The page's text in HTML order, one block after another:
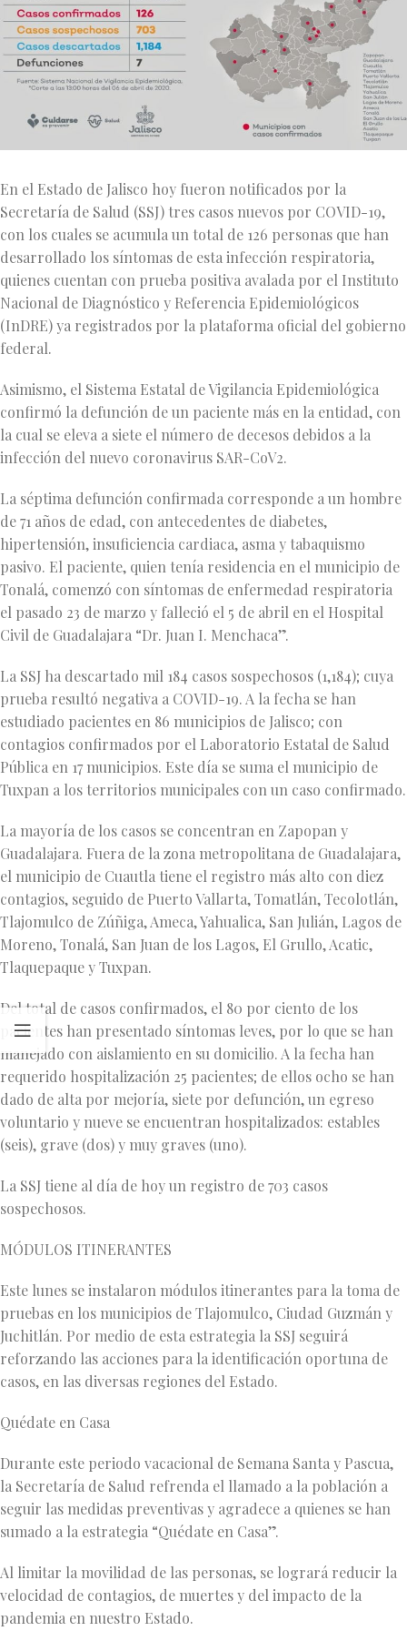
En el Estado de Jalisco hoy fueron notificados por la
Secretaría de Salud (SSJ) tres casos nuevos por COVID-19,
con los cuales se acumula un total de 126 personas que han
desarrollado los síntomas de esta infección respiratoria,
quienes cuentan con prueba positiva avalada por el Instituto
Nacional de Diagnóstico y Referencia Epidemiológicos
(InDRE) ya registrados por la plataforma oficial del gobierno
federal.
Asimismo, el Sistema Estatal de Vigilancia Epidemiológica
confirmó la defunción de un paciente más en la entidad, con
la cual se eleva a siete el número de decesos debidos a la
infección del nuevo coronavirus SAR-CoV2.
La séptima defunción confirmada corresponde a un hombre
de 71 años de edad, con antecedentes de diabetes,
hipertensión, insuficiencia cardiaca, asma y tabaquismo
pasivo. El paciente, quien tenía residencia en el municipio de
Tonalá, comenzó con síntomas de enfermedad respiratoria
el pasado 23 de marzo y falleció el 5 de abril en el Hospital
Civil de Guadalajara “Dr. Juan I. Menchaca”.
La SSJ ha descartado mil 184 casos sospechosos (1,184); cuya
prueba resultó negativa a COVID-19. A la fecha se han
estudiado pacientes en 86 municipios de Jalisco; con
contagios confirmados por el Laboratorio Estatal de Salud
Pública en 17 municipios. Este día se suma el municipio de
Tuxpan a los territorios municipales con un caso confirmado.
La mayoría de los casos se concentran en Zapopan y
Guadalajara. Fuera de la zona metropolitana de Guadalajara,
el municipio de Cuautla tiene el registro más alto con diez
contagios, seguido de Puerto Vallarta, Tomatlán, Tecolotlán,
Tlajomulco de Zúñiga, Ameca, Yahualica, San Julián, Lagos de
Moreno, Tonalá, San Juan de los Lagos, El Grullo, Acatic,
Tlaquepaque y Tuxpan.
Del total de casos confirmados, el 80 por ciento de los
pacientes han presentado síntomas leves, por lo que se han
manejado con aislamiento en su domicilio. A la fecha han
requerido hospitalización 25 pacientes; de ellos ocho se han
dado de alta por mejoría, siete por defunción, un egreso
voluntario y nueve se encuentran hospitalizados: estables
(seis), grave (dos) y muy graves (uno).
La SSJ tiene al día de hoy un registro de 703 casos
sospechosos.
MÓDULOS ITINERANTES
Este lunes se instalaron módulos itinerantes para la toma de
pruebas en los municipios de Tlajomulco, Ciudad Guzmán y
Juchitlán. Por medio de esta estrategia la SSJ seguirá
reforzando las acciones para la identificación oportuna de
casos, en las diversas regiones del Estado.
Quédate en Casa
Durante este periodo vacacional de Semana Santa y Pascua,
la Secretaría de Salud refrenda el llamado a la población a
seguir las medidas preventivas y agradece a quienes se han
sumado a la estrategia “Quédate en Casa”.
Al limitar la movilidad de las personas, se logrará reducir la
velocidad de contagios, de muertes y del impacto de la
pandemia en nuestro Estado.